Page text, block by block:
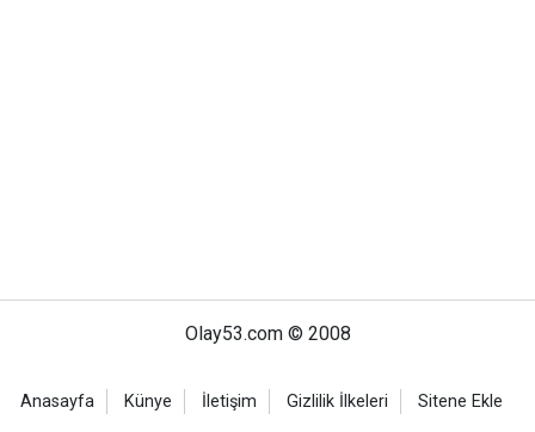
Olay53.com © 2008
Anasayfa Künye İletişim Gizlilik İlkeleri Sitene Ekle